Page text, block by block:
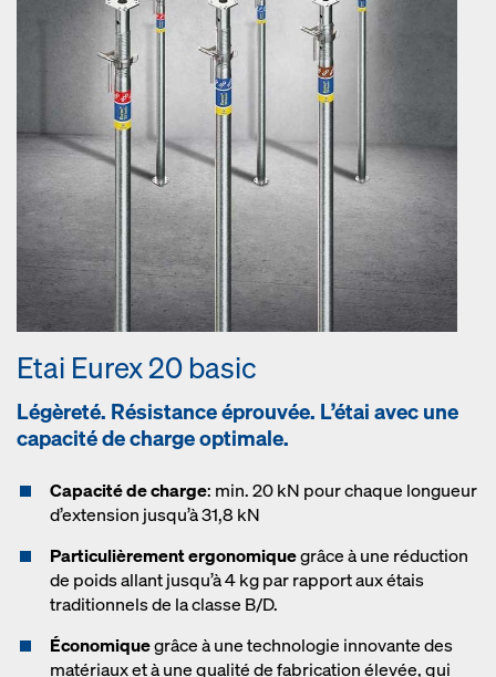
Etai Eurex 20 basic
Légèreté. Résistance éprouvée. L’étai avec une
capacité de charge optimale.
Capacité de charge: min. 20 kN pour chaque longueur
d’extension jusqu’à 31,8 kN
Particulièrement ergonomiquegrâce à une réduction
de poids allant jusqu’à 4 kg par rapport aux étais
traditionnels de la classe B/D.
Économiquegrâce à une technologie innovante des
matériaux et à une qualité de fabrication élevée, qui